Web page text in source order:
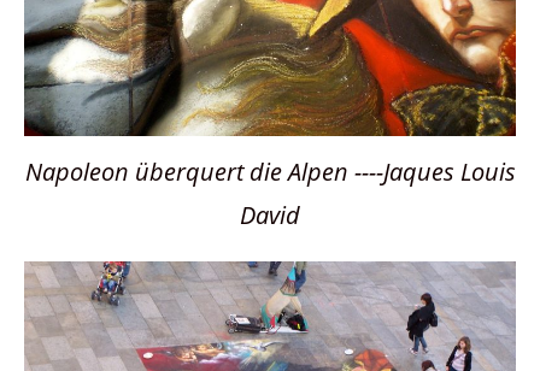
Napoleon überquert die Alpen ----Jaques Louis
David